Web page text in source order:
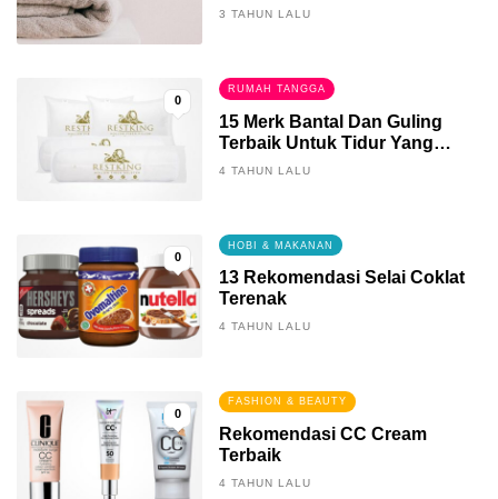
3 TAHUN LALU
0
RUMAH TANGGA
15 Merk Bantal Dan Guling
Terbaik Untuk Tidur Yang
Berkualitas
4 TAHUN LALU
0
HOBI & MAKANAN
13 Rekomendasi Selai Coklat
Terenak
4 TAHUN LALU
0
FASHION & BEAUTY
Rekomendasi CC Cream
Terbaik
4 TAHUN LALU